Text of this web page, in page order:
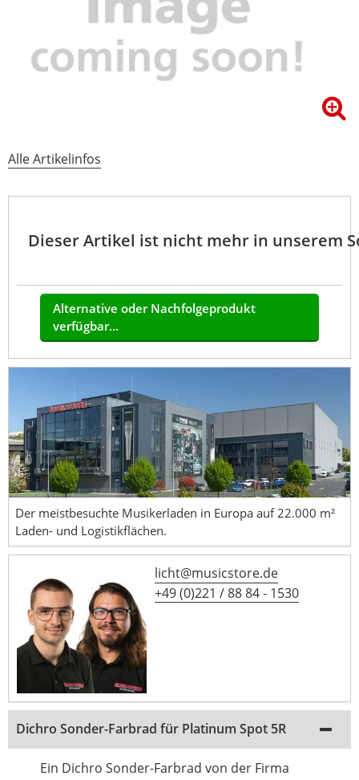
Alle Artikelinfos
Dieser Artikel ist nicht mehr in unserem
Alternative oder Nachfolgeprodukt
verfügbar...
Der meistbesuchte Musikerladen in Europa auf 22.000 m²
Laden- und Logistikflächen.
licht@musicstore.de
+49 (0)221 / 88 84 - 1530
Dichro Sonder-Farbrad für Platinum Spot 5R
Ein Dichro Sonder-Farbrad von der Firma